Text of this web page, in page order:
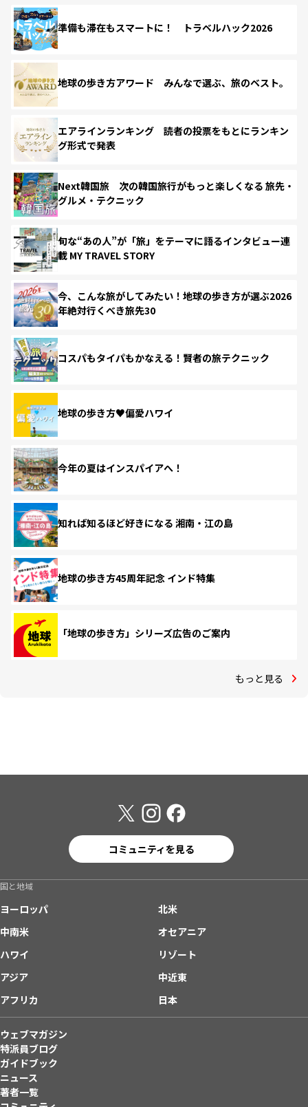
準備も滞在もスマートに！ トラベルハック2026
地球の歩き方アワード みんなで選ぶ、旅のベスト。
エアラインランキング 読者の投票をもとにランキン
グ形式で発表
Next韓国旅 次の韓国旅行がもっと楽しくなる 旅先・
グルメ・テクニック
旬な“あの人”が「旅」をテーマに語るインタビュー連
載 MY TRAVEL STORY
今、こんな旅がしてみたい！地球の歩き方が選ぶ2026
年絶対行くべき旅先30
コスパもタイパもかなえる！賢者の旅テクニック
地球の歩き方♥偏愛ハワイ
今年の夏はインスパイアへ！
知れば知るほど好きになる 湘南・江の島
地球の歩き方45周年記念 インド特集
「地球の歩き方」シリーズ広告のご案内
もっと見る
コミュニティを見る
国と地域
ヨーロッパ
北米
中南米
オセアニア
ハワイ
リゾート
アジア
中近東
アフリカ
日本
ウェブマガジン
特派員ブログ
ガイドブック
ニュース
著者一覧